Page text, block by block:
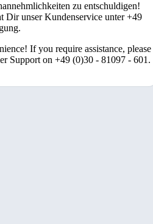
zu entschuldigen!
Dir unser Kundenservice unter +49
If you require assistance, please
Support on +49 (0)30 - 81097 - 601.